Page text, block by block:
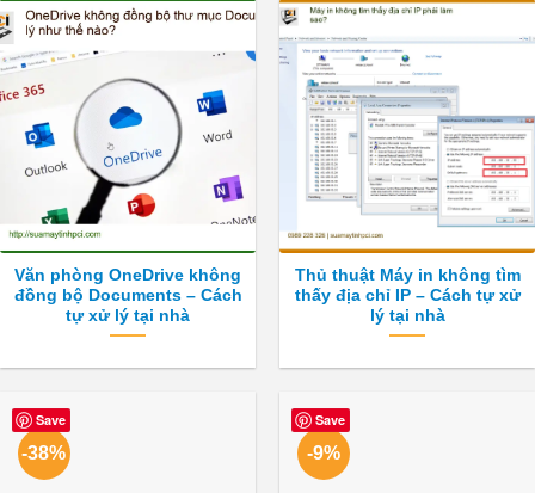
Văn phòng OneDrive không
đồng bộ Documents – Cách
tự xử lý tại nhà
Thủ thuật Máy in không tìm
thấy địa chỉ IP – Cách tự xử
lý tại nhà
Save
-38%
Save
-9%